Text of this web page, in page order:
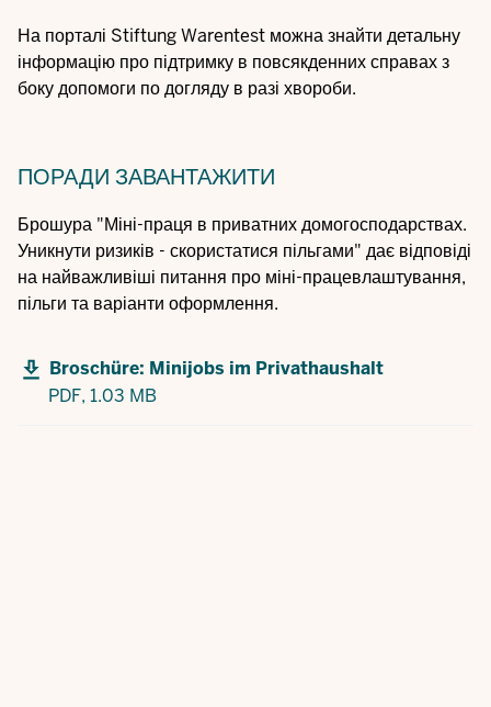
На порталі Stiftung Warentest можна знайти детальну
інформацію про підтримку в повсякденних справах з
бокудопомоги по догляду в разі хвороби.
ПОРАДИ ЗАВАНТАЖИТИ
Брошура "Міні-праця в приватних домогосподарствах.
Уникнути ризиків - скористатися пільгами" дає відповіді
на найважливіші питання про міні-працевлаштування,
пільги та варіанти оформлення.
Broschüre: Minijobs im Privathaushalt
PDF, 1.03 MB